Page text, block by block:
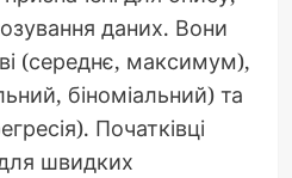
даних. Вони
(середнє, максимум),
біноміальний) та
Початківці
швидких